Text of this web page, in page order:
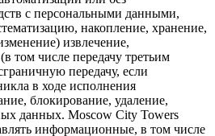
с персональными данными,
накопление, хранение,
извлечение,
том числе передачу третьим
передачу, если
в ходе исполнения
блокирование, удаление,
данных. Moscow City Towers
информационные, в том числе